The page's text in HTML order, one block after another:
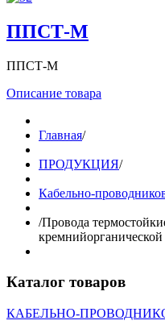
ППСТ-М
ППСТ-М
Описание товара
Главная/
ПРОДУКЦИЯ/
Кабельно-
/Провода
Каталог товаров
КАБЕЛЬНО-